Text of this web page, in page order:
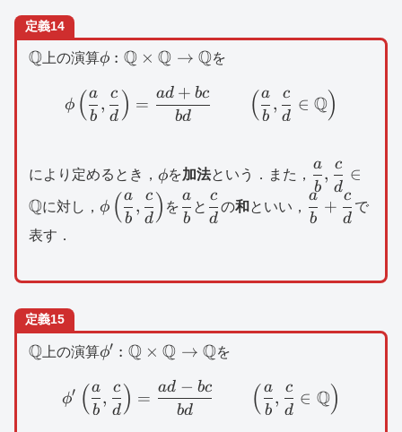
定義14
\mathbb{Q}
Q上の演算\phi
\mathbb{Q}\to
\mathbb{Q}
ϕ : Q × Q → Qを
\phi \left(
ϕ ( b
a
,
d
c ) =
bd
ad + bc ( b
a
,
d
c
∈ Q)
により定めるとき， \phi
ϕを加法という．また， \dfrac{a}
{d}\in
b
a
,
d
c
∈
Qに対し， \phi \left(
\dfrac{a}
ϕ ( b
a
,
d
c ) を \dfrac{a}
{b}
b
a
と \dfrac{c}
{d}
d
c
の和 といい， \dfrac{a}
b
a
+
d
c
で
表す．
定義15
\mathbb{Q}
Q上の演算\phi
\mathbb{Q}\to \mathbb{Q}
ϕ′ : Q × Q → Qを
\phi ^{\prime}\left(
ϕ′ ( b
a
,
d
c ) =
bd
ad − bc ( b
a
,
d
c
∈ Q)